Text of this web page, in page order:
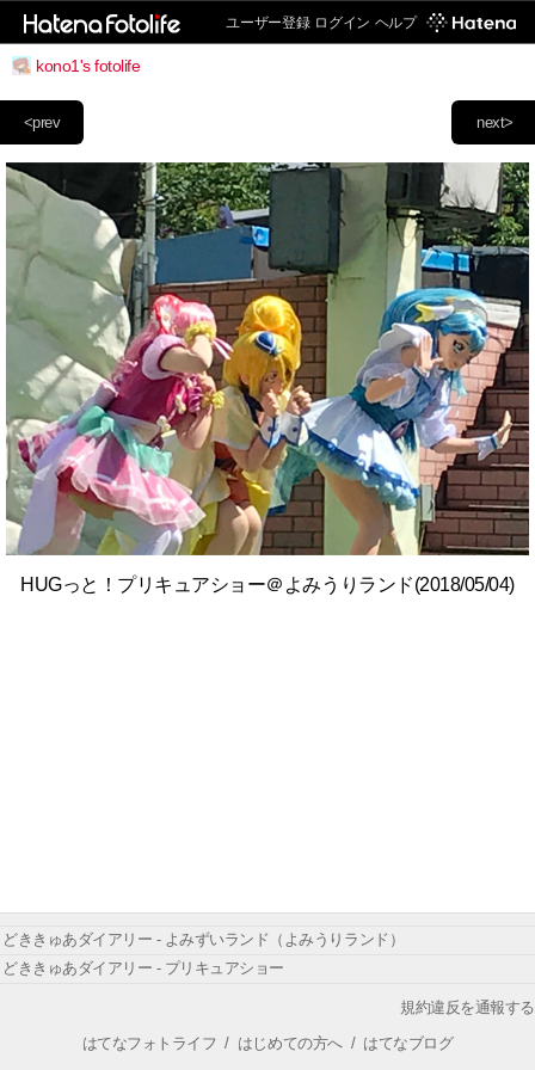
ユーザー登録 ログイン ヘルプ
kono1's fotolife
next>
<prev
HUGっと！プリキュアショー＠よみうりランド(2018/05/04)
どききゅあダイアリー - よみずいランド（よみうりランド）
どききゅあダイアリー - プリキュアショー
規約違反を通報する
はてなフォトライフ / はじめての方へ/ はてなブログ